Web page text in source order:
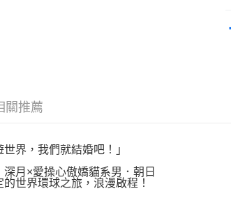
關推薦
世界，我們就結婚吧！」
月×愛操心傲嬌貓系男．朝日
世界環球之旅，浪漫啟程！